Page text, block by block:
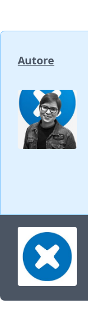
Autore